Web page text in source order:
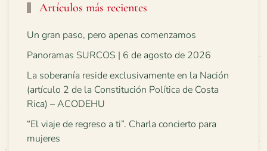
Artículos más recientes
Un gran paso, pero apenas comenzamos
Panoramas SURCOS | 6 de agosto de 2026
La soberanía reside exclusivamente en la Nación
(artículo 2 de la Constitución Política de Costa
Rica) – ACODEHU
“El viaje de regreso a ti”. Charla concierto para
mujeres